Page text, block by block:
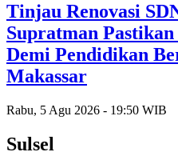
Tinjau Renovasi
Supratman
Demi Pendidikan
Makassar
Rabu, 5 Agu 2026 - 19:50 WIB
Sulsel